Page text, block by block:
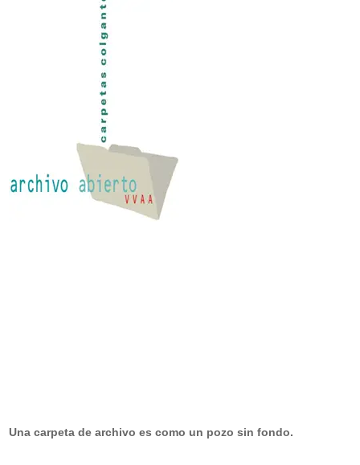
Una carpeta de archivo es como un pozo sin fondo.